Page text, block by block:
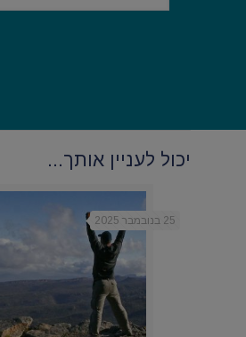
יכול לעניין אותך...
25 בנובמבר 2025